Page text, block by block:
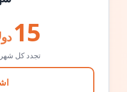
15
تجدد كل شهر